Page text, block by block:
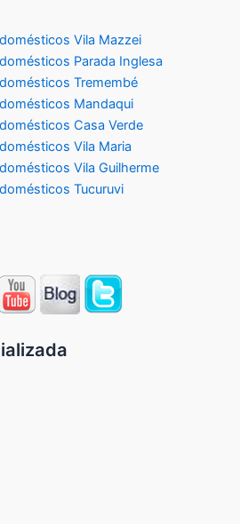
Vila Mazzei
Parada Inglesa
Tremembé
Mandaqui
Casa Verde
Vila Maria
Vila Guilherme
Tucuruvi